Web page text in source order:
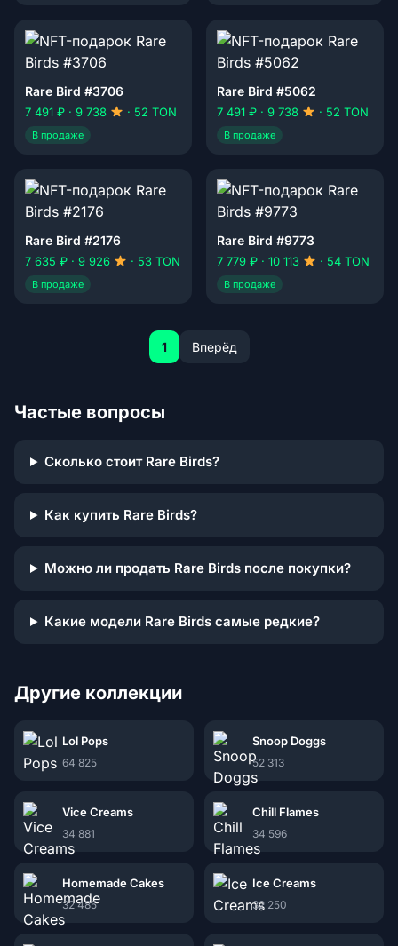
Rare Bird #3706
7 491 ₽ · 9 738 · 52 TON
В продаже
Rare Bird #5062
7 491 ₽ · 9 738 · 52 TON
В продаже
Rare Bird #2176
7 635 ₽ · 9 926 · 53 TON
В продаже
Rare Bird #9773
7 779 ₽ · 10 113 · 54 TON
В продаже
1 Вперёд
Частые вопросы
Сколько стоит Rare Birds?
Как купить Rare Birds?
Можно ли продать Rare Birds после покупки?
Какие модели Rare Birds самые редкие?
Другие коллекции
Lol Pops
64 825
Snoop Doggs
52 313
Vice Creams
34 881
Chill Flames
34 596
Homemade Cakes
32 485
Ice Creams
32 250